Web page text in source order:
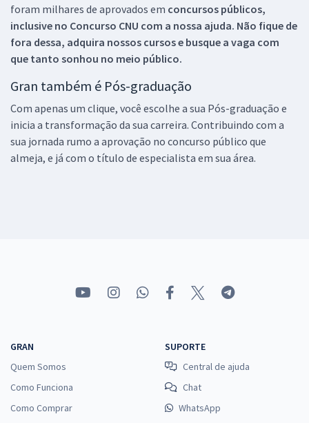
foram milhares de aprovados em concursos públicos,
inclusive no Concurso CNU com a nossa ajuda. Não fique de
fora dessa, adquira nossos cursos e busque a vaga com
que tanto sonhou no meio público.
Gran também é Pós-graduação
Com apenas um clique, você escolhe a sua Pós-graduação e
inicia a transformação da sua carreira. Contribuindo com a
sua jornada rumo a aprovação no concurso público que
almeja, e já com o título de especialista em sua área.
GRAN
Quem Somos
Como Funciona
Como Comprar
SUPORTE
Central de ajuda
Chat
WhatsApp